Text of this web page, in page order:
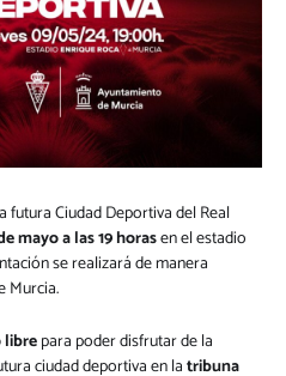
futura Ciudad Deportiva del Real
mayo a las 19 horasen el estadio
se realizará de manera
Murcia.
librepara poder disfrutar de la
ciudad deportiva en latribuna